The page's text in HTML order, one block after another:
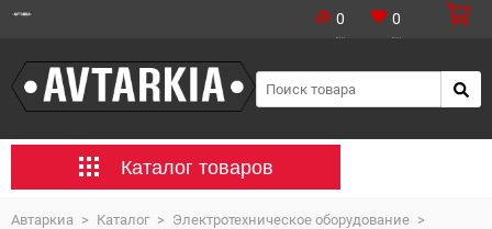
0 0
Каталог товаров
Автаркиа > Каталог > Электротехническое оборудование >